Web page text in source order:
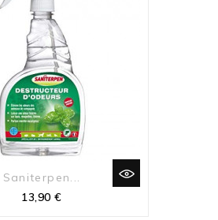
Saniterpen...
13,90 €Prix